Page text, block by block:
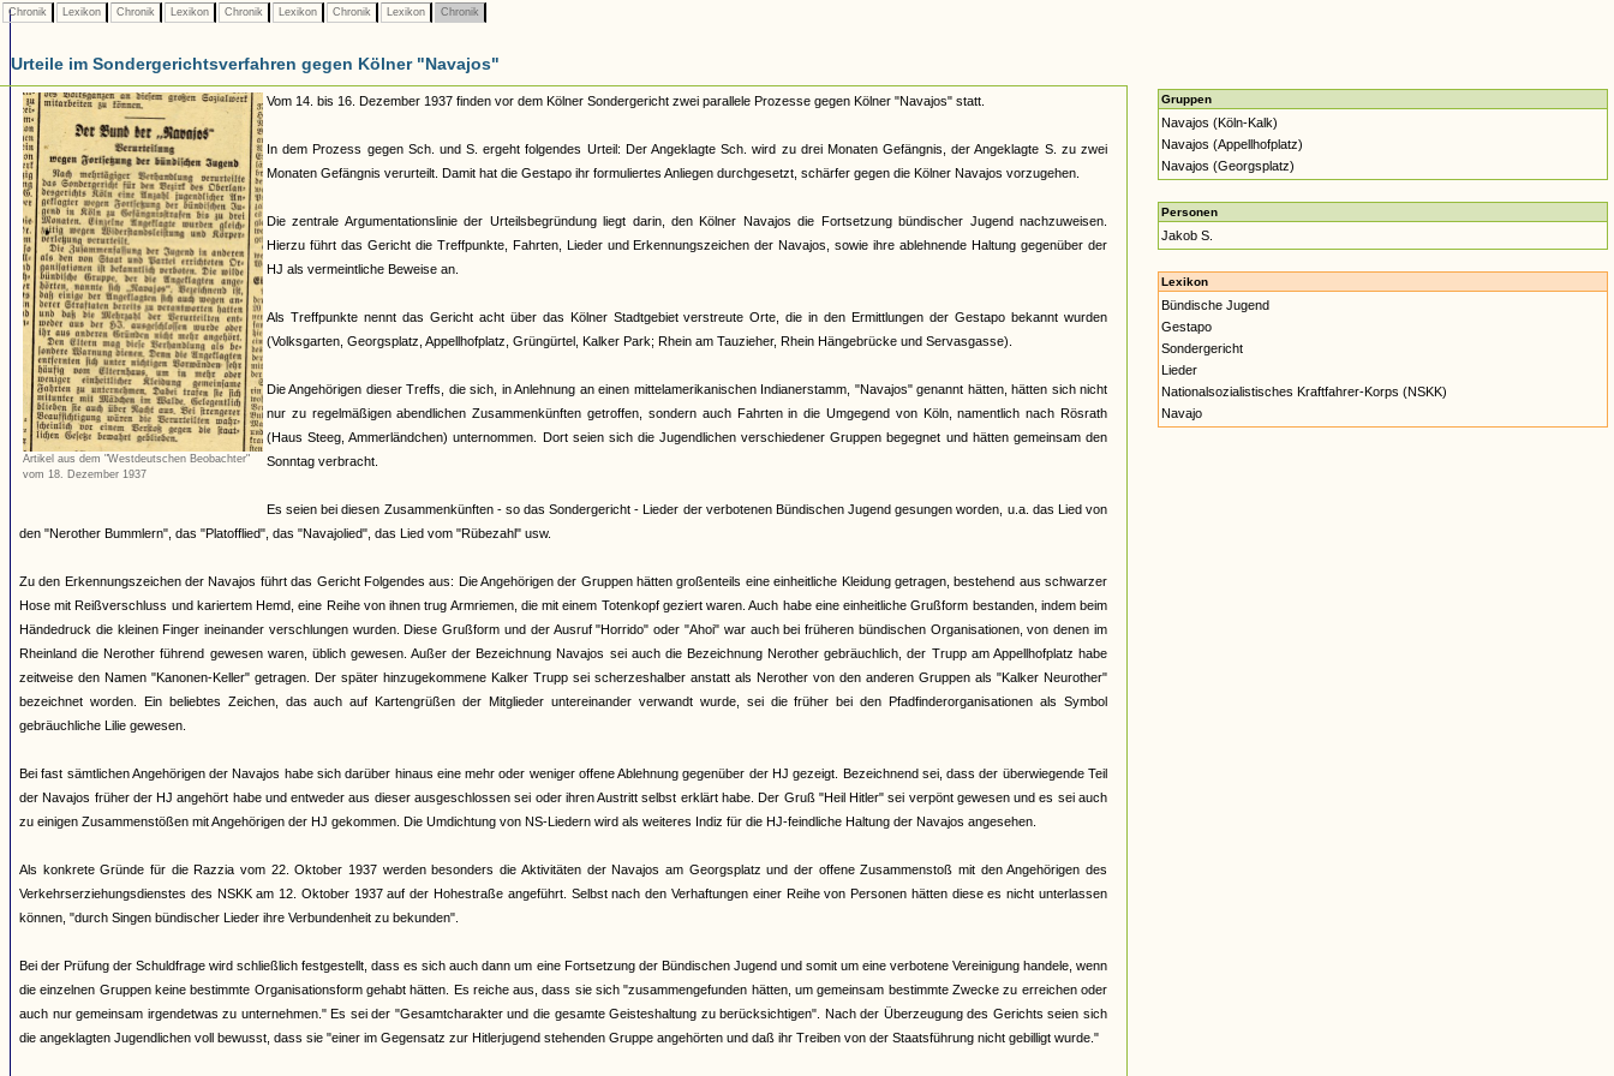
Chronik Lexikon Chronik Lexikon Chronik Lexikon Chronik Lexikon Chronik
Urteile im Sondergerichtsverfahren gegen Kölner "Navajos"
Artikel aus dem "Westdeutschen Beobachter"
vom 18. Dezember 1937
Vom 14. bis 16. Dezember 1937 finden vor dem Kölner Sondergericht zwei parallele Prozesse gegen Kölner "Navajos" statt.
In dem Prozess gegen Sch. und S. ergeht folgendes Urteil: Der Angeklagte Sch. wird zu drei Monaten Gefängnis, der Angeklagte S. zu zwei
Monaten Gefängnis verurteilt. Damit hat die Gestapo ihr formuliertes Anliegen durchgesetzt, schärfer gegen die Kölner Navajos vorzugehen.
Die zentrale Argumentationslinie der Urteilsbegründung liegt darin, den Kölner Navajos die Fortsetzung bündischer Jugend nachzuweisen.
Hierzu führt das Gericht die Treffpunkte, Fahrten, Lieder und Erkennungszeichen der Navajos, sowie ihre ablehnende Haltung gegenüber der
HJ als vermeintliche Beweise an.
Als Treffpunkte nennt das Gericht acht über das Kölner Stadtgebiet verstreute Orte, die in den Ermittlungen der Gestapo bekannt wurden
(Volksgarten, Georgsplatz, Appellhofplatz, Grüngürtel, Kalker Park; Rhein am Tauzieher, Rhein Hängebrücke und Servasgasse).
Die Angehörigen dieser Treffs, die sich, in Anlehnung an einen mittelamerikanischen Indianerstamm, "Navajos" genannt hätten, hätten sich nicht
nur zu regelmäßigen abendlichen Zusammenkünften getroffen, sondern auch Fahrten in die Umgegend von Köln, namentlich nach Rösrath
(Haus Steeg, Ammerländchen) unternommen. Dort seien sich die Jugendlichen verschiedener Gruppen begegnet und hätten gemeinsam den
Sonntag verbracht.
Es seien bei diesen Zusammenkünften - so das Sondergericht - Lieder der verbotenen Bündischen Jugend gesungen worden, u.a. das Lied von
den "Nerother Bummlern", das "Platofflied", das "Navajolied", das Lied vom "Rübezahl" usw.
Zu den Erkennungszeichen der Navajos führt das Gericht Folgendes aus: Die Angehörigen der Gruppen hätten großenteils eine einheitliche Kleidung getragen, bestehend aus schwarzer
Hose mit Reißverschluss und kariertem Hemd, eine Reihe von ihnen trug Armriemen, die mit einem Totenkopf geziert waren. Auch habe eine einheitliche Grußform bestanden, indem beim
Händedruck die kleinen Finger ineinander verschlungen wurden. Diese Grußform und der Ausruf "Horrido" oder "Ahoi" war auch bei früheren bündischen Organisationen, von denen im
Rheinland die Nerother führend gewesen waren, üblich gewesen. Außer der Bezeichnung Navajos sei auch die Bezeichnung Nerother gebräuchlich, der Trupp am Appellhofplatz habe
zeitweise den Namen "Kanonen-Keller" getragen. Der später hinzugekommene Kalker Trupp sei scherzeshalber anstatt als Nerother von den anderen Gruppen als "Kalker Neurother"
bezeichnet worden. Ein beliebtes Zeichen, das auch auf Kartengrüßen der Mitglieder untereinander verwandt wurde, sei die früher bei den Pfadfinderorganisationen als Symbol
gebräuchliche Lilie gewesen.
Bei fast sämtlichen Angehörigen der Navajos habe sich darüber hinaus eine mehr oder weniger offene Ablehnung gegenüber der HJ gezeigt. Bezeichnend sei, dass der überwiegende Teil
der Navajos früher der HJ angehört habe und entweder aus dieser ausgeschlossen sei oder ihren Austritt selbst erklärt habe. Der Gruß "Heil Hitler" sei verpönt gewesen und es sei auch
zu einigen Zusammenstößen mit Angehörigen der HJ gekommen. Die Umdichtung von NS-Liedern wird als weiteres Indiz für die HJ-feindliche Haltung der Navajos angesehen.
Als konkrete Gründe für die Razzia vom 22. Oktober 1937 werden besonders die Aktivitäten der Navajos am Georgsplatz und der offene Zusammenstoß mit den Angehörigen des
Verkehrserziehungsdienstes des NSKK am 12. Oktober 1937 auf der Hohestraße angeführt. Selbst nach den Verhaftungen einer Reihe von Personen hätten diese es nicht unterlassen
können, "durch Singen bündischer Lieder ihre Verbundenheit zu bekunden".
Bei der Prüfung der Schuldfrage wird schließlich festgestellt, dass es sich auch dann um eine Fortsetzung der Bündischen Jugend und somit um eine verbotene Vereinigung handele, wenn
die einzelnen Gruppen keine bestimmte Organisationsform gehabt hätten. Es reiche aus, dass sie sich "zusammengefunden hätten, um gemeinsam bestimmte Zwecke zu erreichen oder
auch nur gemeinsam irgendetwas zu unternehmen." Es sei der "Gesamtcharakter und die gesamte Geisteshaltung zu berücksichtigen". Nach der Überzeugung des Gerichts seien sich
die angeklagten Jugendlichen voll bewusst, dass sie "einer im Gegensatz zur Hitlerjugend stehenden Gruppe angehörten und daß ihr Treiben von der Staatsführung nicht gebilligt wurde."
Gruppen
Navajos (Köln-Kalk)
Navajos (Appellhofplatz)
Navajos (Georgsplatz)
Personen
Jakob S.
Lexikon
Bündische Jugend
Gestapo
Sondergericht
Lieder
Nationalsozialistisches Kraftfahrer-Korps (NSKK)
Navajo